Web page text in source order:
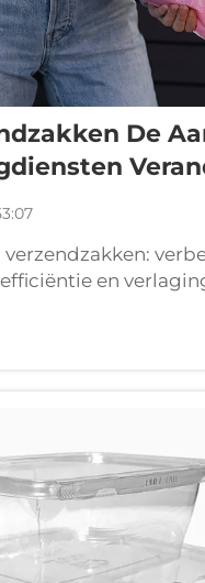
De
verzendzakken:
en
Licht ontwerp
de
Door de uiterst